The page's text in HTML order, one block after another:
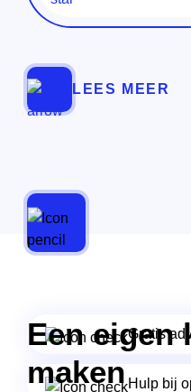
LEES MEER
Gratis
Hulp bij
Een eigen
maken